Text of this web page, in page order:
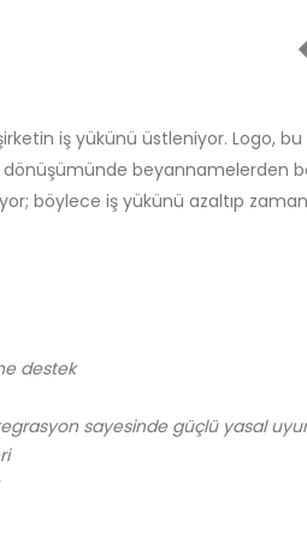
iş yükünü üstleniyor. Logo, bu
beyannamelerden
böylece iş yükünü azaltıp
destek
sayesinde güçlü yasal